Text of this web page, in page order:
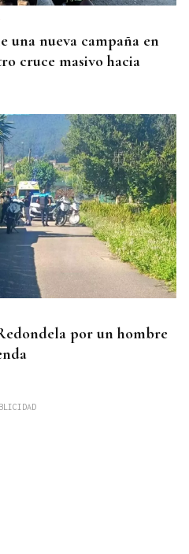
una nueva campaña en
cruce masivo hacia
por un hombre